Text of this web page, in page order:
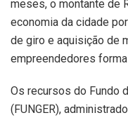
meses, o montante de
economia da cidade
de giro e aquisição de
empreendedores
Os recursos do Fundo
(FUNGER),